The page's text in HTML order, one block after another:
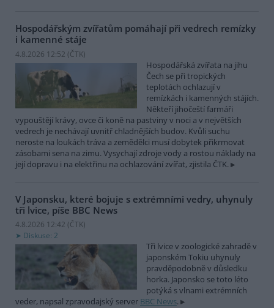
Hospodářským zvířatům pomáhají při vedrech remízky
i kamenné stáje
4.8.2026 12:52 (ČTK)
Hospodářská zvířata na jihu
Čech se při tropických
teplotách ochlazují v
remízkách i kamenných stájích.
Někteří jihočeští farmáři
vypouštějí krávy, ovce či koně na pastviny v noci a v největších
vedrech je nechávají uvnitř chladnějších budov. Kvůli suchu
neroste na loukách tráva a zemědělci musí dobytek přikrmovat
zásobami sena na zimu. Vysychají zdroje vody a rostou náklady na
její dopravu i na elektřinu na ochlazování zvířat, zjistila ČTK.
V Japonsku, které bojuje s extrémními vedry, uhynuly
tři lvice, píše BBC News
4.8.2026 12:42 (ČTK)
Diskuse: 2
Tři lvice v zoologické zahradě v
japonském Tokiu uhynuly
pravděpodobně v důsledku
horka. Japonsko se toto léto
potýká s vlnami extrémních
veder, napsal zpravodajský server BBC News.